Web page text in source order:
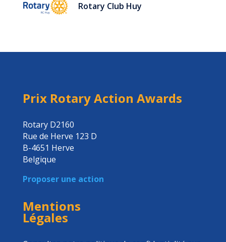
Rotary Club Huy
Prix Rotary Action Awards
Rotary D2160
Rue de Herve 123 D
B-4651 Herve
Belgique
Proposer une action
Mentions
Légales